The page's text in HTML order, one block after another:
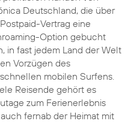
Deutschland, die über
Vertrag eine
Option gebucht
in fast jedem Land der Welt
Vorzügen des
mobilen Surfens.
Reisende gehört es
zum Ferienerlebnis
fernab der Heimat mit